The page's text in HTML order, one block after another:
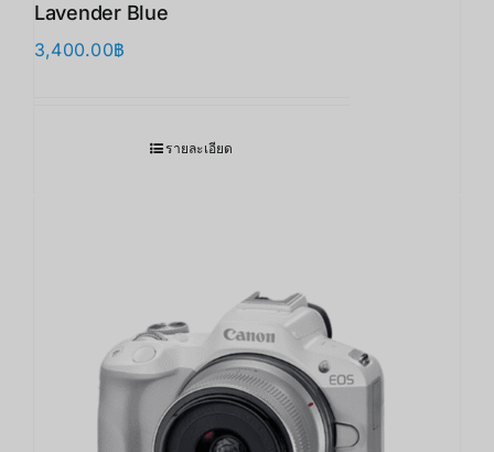
Lavender Blue
3,400.00฿
รายละเอียด